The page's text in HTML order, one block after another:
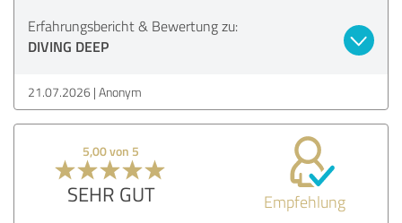
Erfahrungsbericht & Bewertung zu:
DIVING DEEP
21.07.2026 Anonym
5,00 von 5
SEHR GUT Empfehlung